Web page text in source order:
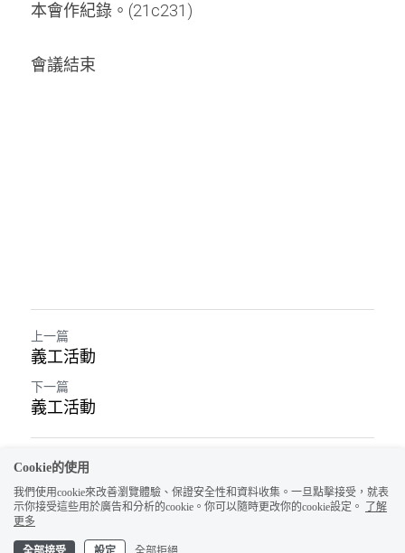
本會作紀錄。(21c231)
會議結束
上一篇
義工活動
下一篇
義工活動
返回網站
Cookie的使用
我們使用cookie來改善瀏覽體驗、保證安全性和資料收集。一旦點擊接受，就表
示你接受這些用於廣告和分析的cookie。你可以隨時更改你的cookie設定。
了解
更多